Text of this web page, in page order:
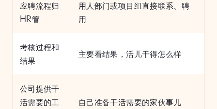
应聘流程归
HR管
用人部门或项目组直接联系、聘
用
考核过程和
结果
主要看结果，活儿干得怎么样
公司提供干
活需要的工
自己准备干活需要的家伙事儿